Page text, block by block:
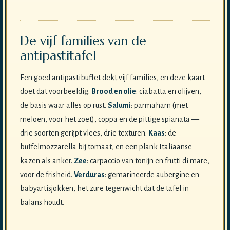
De vijf families van de
antipastitafel
Een goed antipastibuffet dekt vijf families, en deze kaart
doet dat voorbeeldig. Brood en olie: ciabatta en olijven,
de basis waar alles op rust. Salumi: parmaham (met
meloen, voor het zoet), coppa en de pittige spianata —
drie soorten gerijpt vlees, drie texturen. Kaas: de
buffelmozzarella bij tomaat, en een plank Italiaanse
kazen als anker. Zee: carpaccio van tonijn en frutti di mare,
voor de frisheid. Verduras: gemarineerde aubergine en
babyartisjokken, het zure tegenwicht dat de tafel in
balans houdt.